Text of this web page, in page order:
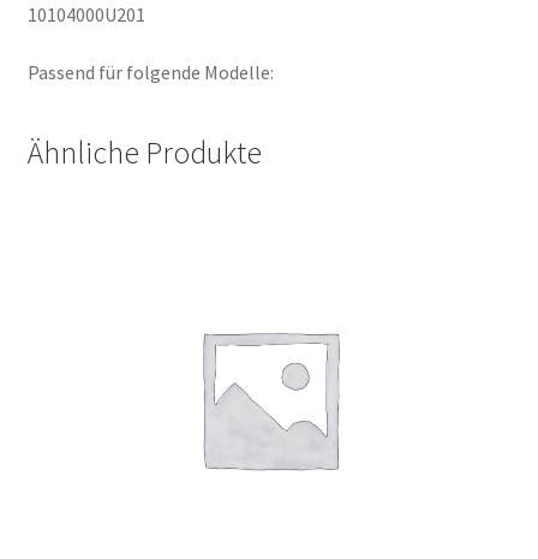
10104000U201
Passend für folgende Modelle:
Ähnliche Produkte